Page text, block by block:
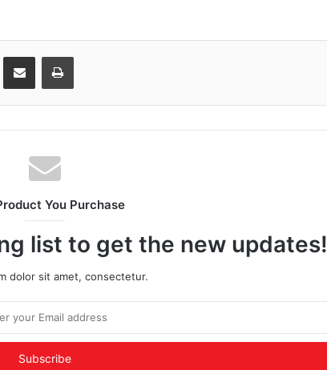
Share via Email Print
You Purchase
list to get the new updates!
dolor sit amet, consectetur.